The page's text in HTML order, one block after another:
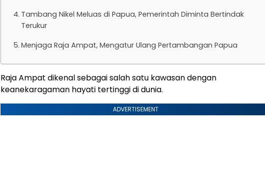
Tambang Nikel Meluas di Papua, Pemerintah Diminta Bertindak
Terukur
Menjaga Raja Ampat, Mengatur Ulang Pertambangan Papua
Raja Ampat dikenal sebagai salah satu kawasan dengan
keanekaragaman hayati tertinggi di dunia.
ADVERTISEMENT